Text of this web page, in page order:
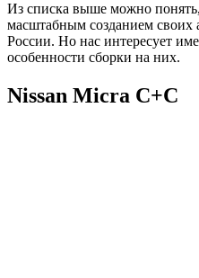
Из списка выше можно
масштабным созданием своих
России. Но нас интересует
особенности сборки на них.
Nissan Micra С+С